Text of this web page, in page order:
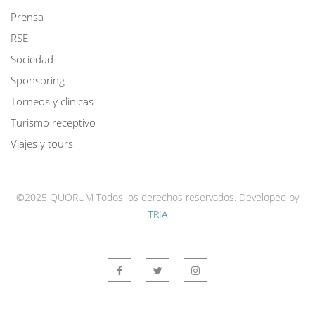
Prensa
RSE
Sociedad
Sponsoring
Torneos y clínicas
Turismo receptivo
Viajes y tours
©2025 QUORUM Todos los derechos reservados. Developed by
TRIA